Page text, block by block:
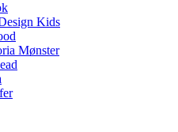
Kids
Mønster